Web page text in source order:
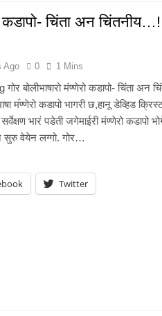
कडापो- चिंता अन
Ago 0 1 Mins
गोर बोलीभाषारो मंण्णेरो कडापो- चिंता
म॔ण्णेरो कडापो भागरी छ,हानू डेव्हिड
भारं पडेती जगेमाईरी मंण्णेरो कडापो
सुरु वेयेन लग्गो. गोर…
Twitter